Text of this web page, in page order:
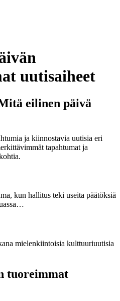
uutisaiheet
eilinen päivä
ja kiinnostavia uutisia eri
tapahtumat ja
kun hallitus teki useita päätöksiä
mielenkiintoisia kulttuuriuutisia
tuoreimmat